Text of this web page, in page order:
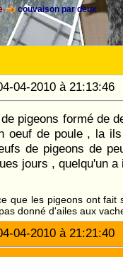
couvaison par deux
04-2010 à
pigeons formé de
oeuf de poule , la
de pigeons de
jours , quelqu'un
que les pigeons ont fait
donné d'ailes aux
04-2010 à